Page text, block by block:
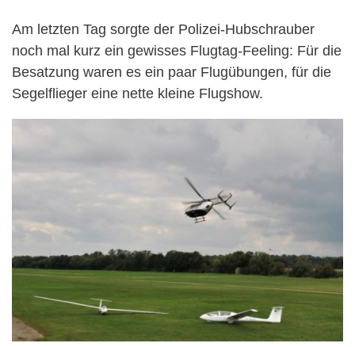
Am letzten Tag sorgte der Polizei-Hubschrauber
noch mal kurz ein gewisses Flugtag-Feeling: Für die
Besatzung waren es ein paar Flugübungen, für die
Segelflieger eine nette kleine Flugshow.